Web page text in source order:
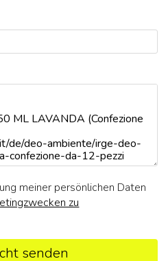
meiner persönlichen Daten
zu
senden